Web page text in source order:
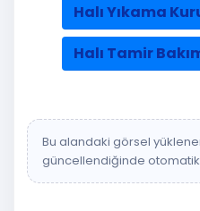
Halı Yıkama
Halı Tamir
Bu alandaki görsel
güncellendiğinde